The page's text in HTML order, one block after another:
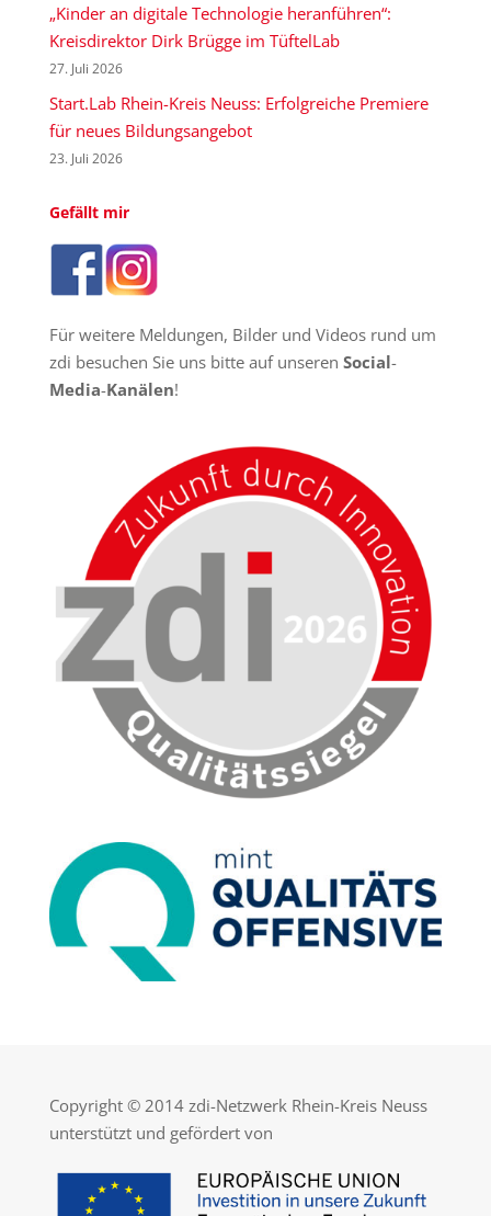
„Kinder an digitale Technologie heranführen“:
Kreisdirektor Dirk Brügge im TüftelLab
27. Juli 2026
Start.Lab Rhein-Kreis Neuss: Erfolgreiche Premiere
für neues Bildungsangebot
23. Juli 2026
Gefällt mir
Für weitere Meldungen, Bilder und Videos rund um
zdi besuchen Sie uns bitte auf unseren Social-
Media-Kanälen!
Copyright © 2014 zdi-Netzwerk Rhein-Kreis Neuss
unterstützt und gefördert von